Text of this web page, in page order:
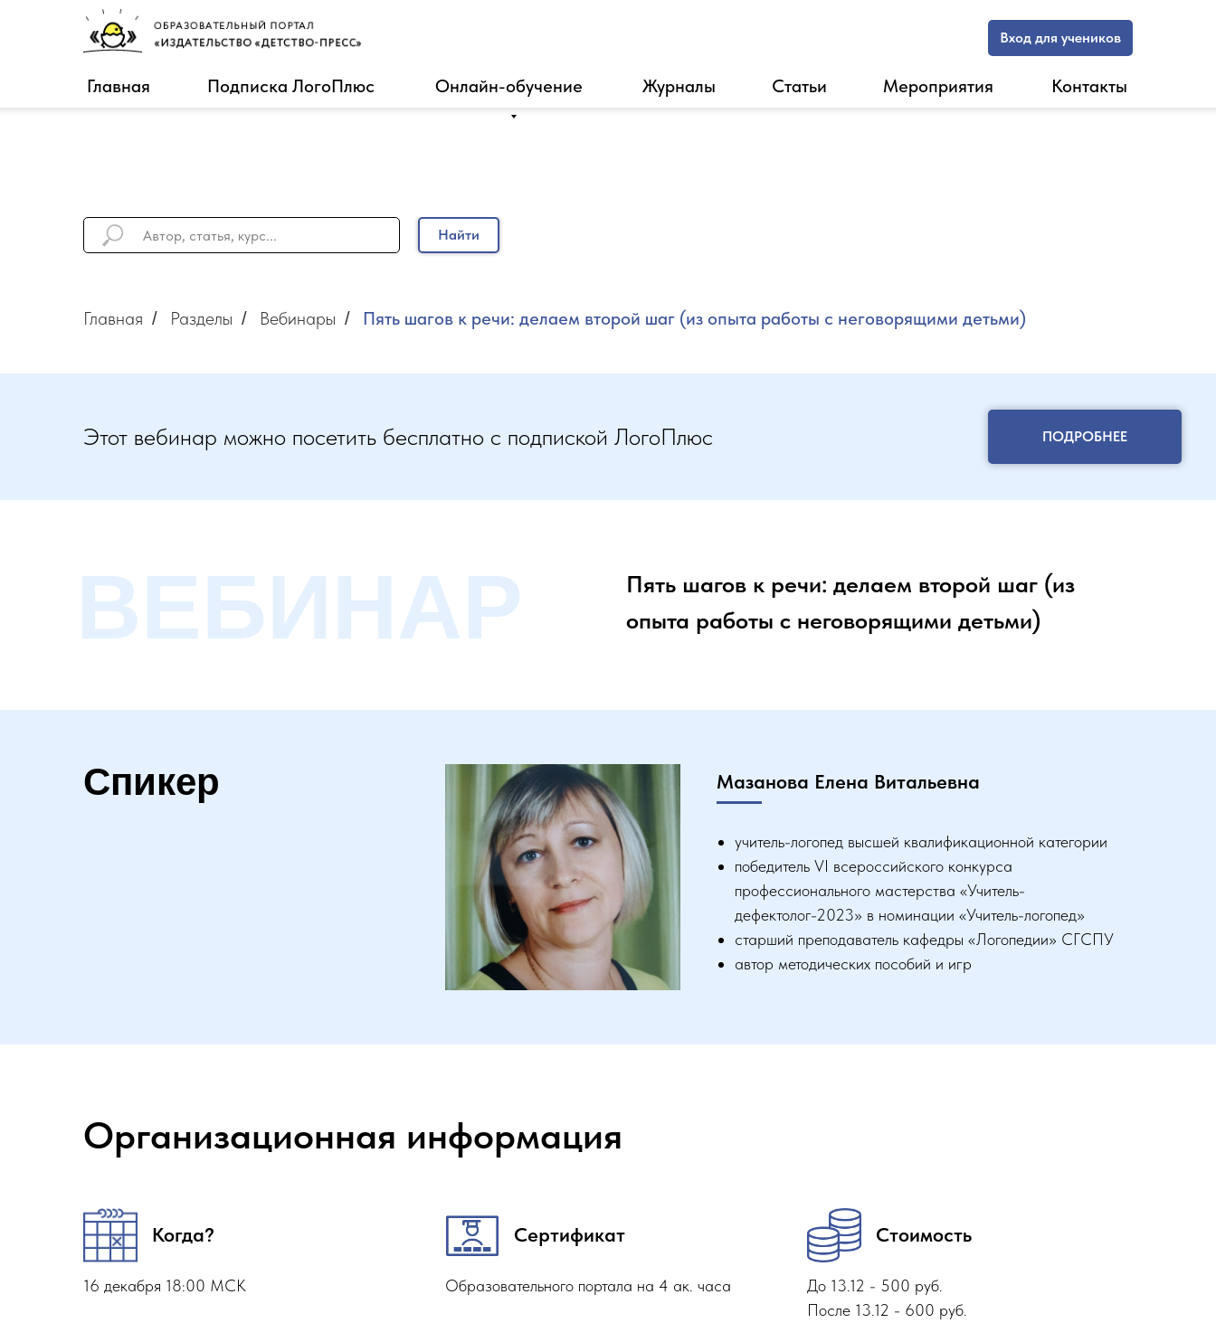
Вход для учеников
Главная Подписка ЛогоПлюс Онлайн-обучение Журналы Статьи Мероприятия Контакты
Найти
Главная / Разделы / Вебинары / Пять шагов к речи: делаем второй шаг (из опыта работы с неговорящими детьми)
Этот вебинар можно посетить бесплатно с подпиской ЛогоПлюс ПОДРОБНЕЕ
ВЕБИНАР
Пять шагов к речи: делаем второй шаг (из
опыта работы с неговорящими детьми)
Спикер Мазанова Елена Витальевна
учитель-логопед высшей квалификационной категории
победитель VI всероссийского конкурса
профессионального мастерства «Учитель-
дефектолог-2023» в номинации «Учитель-логопед»
старший преподаватель кафедры «Логопедии» СГСПУ
автор методических пособий и игр
Организационная информация
Когда?
16 декабря 18:00 МСК
Сертификат
Образовательного портала на 4 ак. часа
Стоимость
До 13.12 - 500 руб.
После 13.12 - 600 руб.